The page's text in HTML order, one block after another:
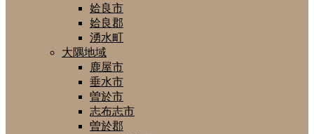
姶良市
姶良郡
湧水町
大隅地域
鹿屋市
垂水市
曽於市
志布志市
曽於郡